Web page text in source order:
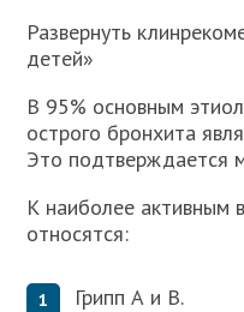
Развернуть
детей»
В 95% основным
острого бронхита
Это подтверждается
К наиболее активным
относятся:
Грипп А и В.